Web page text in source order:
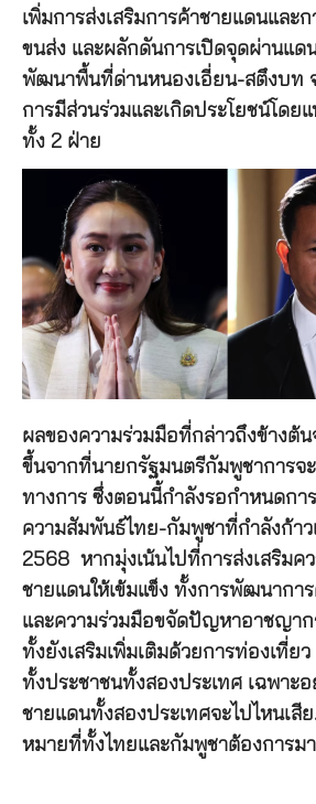
เพิ่มการส่งเสริมการค้าชายแดนและก
ขนส่ง และผลักดันการเปิดจุดผ่านแด
พัฒนาพื้นที่ด่านหนองเอี่ยน-สตึงบท จ
การมีส่วนร่วมและเกิดประโยชน์โดย
ทั้ง 2 ฝ่าย
ผลของความร่วมมือที่กล่าวถึงข้างต้น
ขึ้นจากที่นายกรัฐมนตรีกัมพูชาการจ
ทางการ ซึ่งตอนนี้กำลังรอกำหนดกา
ความสัมพันธ์ไทย-กัมพูชาที่กำลังก้า
2568 หากมุ่งเน้นไปที่การส่งเสริมค
ชายแดนให้เข้มแข็ง ทั้งการพัฒนากา
และความร่วมมือขจัดปัญหาอาชญาก
ทั้งยังเสริมเพิ่มเติมด้วยการท่องเที่
ทั้งประชาชนทั้งสองประเทศ เฉพาะ
ชายแดนทั้งสองประเทศจะไปไหนเสี
หมายที่ทั้งไทยและกัมพูชาต้องการม